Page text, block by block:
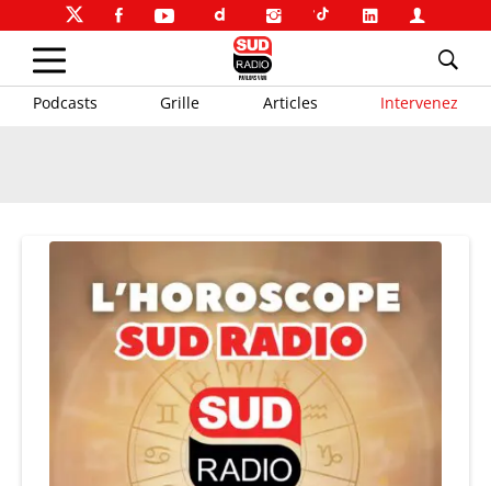
Podcasts Grille Articles Intervenez